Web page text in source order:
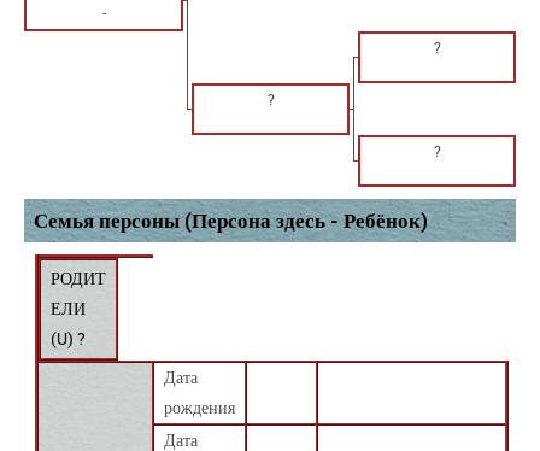
-
?
?
?
Семья персоны (Персона здесь - Ребёнок)
РОДИТ
ЕЛИ
(U) ?
Дата
рождения
Дата